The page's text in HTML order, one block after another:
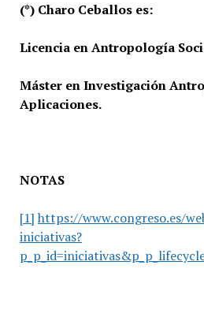
(*) Charo Ceballos es:
Licencia en Antropología
Máster en Investigación
Aplicaciones.
NOTAS
[1] https://www.congreso.es/
iniciativas?